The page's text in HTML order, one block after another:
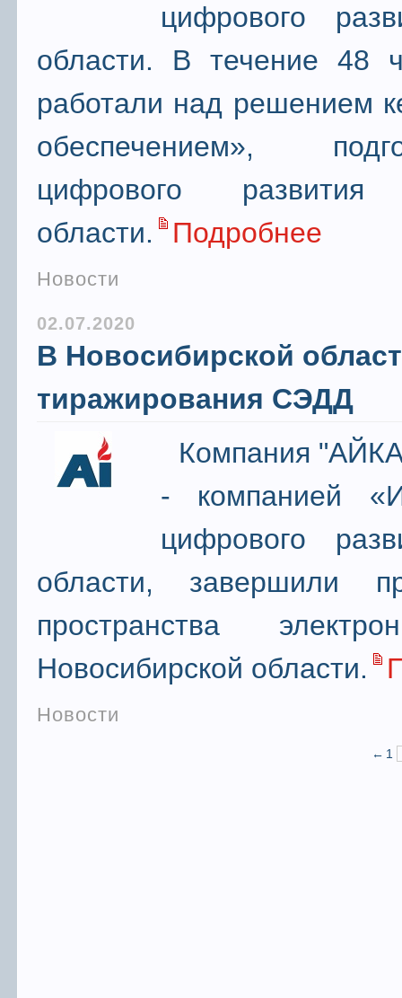
цифрового
области. В течение 48
работали над решением
обеспечением»,
цифрового
области.
Подробнее
Новости
02.07.2020
В Новосибирской
тиражирования СЭДД
Компания
- компанией
цифрового
области, завершили
пространства
Новосибирской области.
Новости
← 1